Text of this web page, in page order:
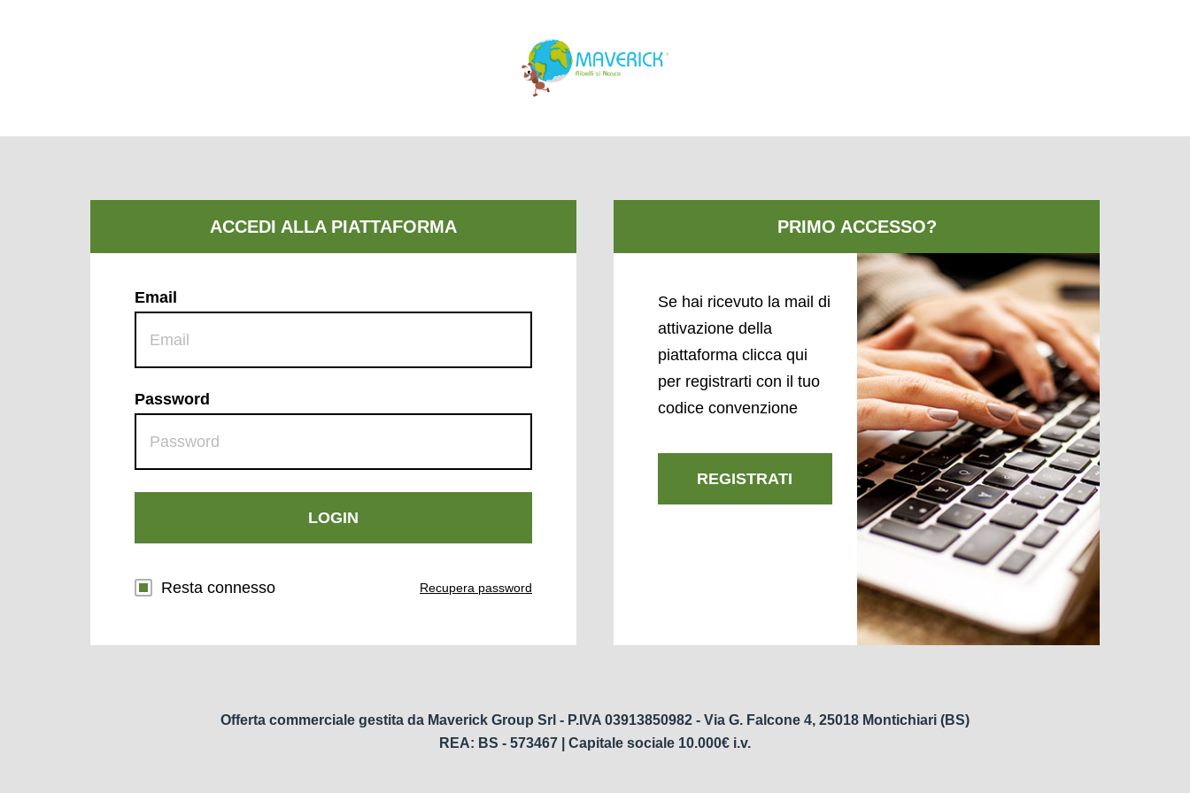
Email
Password
LOGIN
Resta connesso Recupera password
Se hai ricevuto la mail di
attivazione della
piattaforma clicca qui
per registrarti con il tuo
codice convenzione
REGISTRATI
Offerta commerciale gestita da Maverick Group Srl - P.IVA 03913850982 - Via G. Falcone 4, 25018 Montichiari (BS)
REA: BS - 573467 | Capitale sociale 10.000€ i.v.